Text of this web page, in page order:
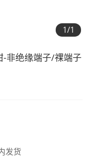
1/1
-非绝缘端子/祼端子
发货